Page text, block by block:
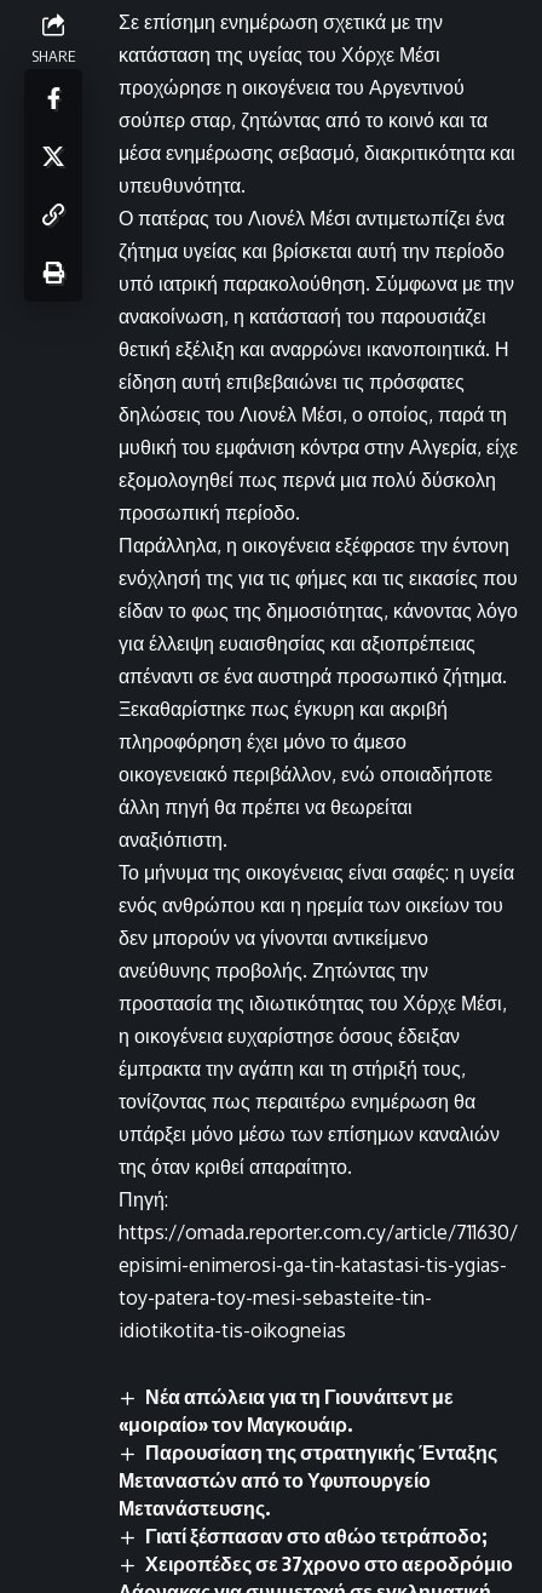
SHARE
Σε επίσημη ενημέρωση σχετικά με την
κατάσταση της υγείας του Χόρχε Μέσι
προχώρησε η οικογένεια του Αργεντινού
σούπερ σταρ, ζητώντας από το κοινό και τα
μέσα ενημέρωσης σεβασμό, διακριτικότητα και
υπευθυνότητα.
Ο πατέρας του Λιονέλ Μέσι αντιμετωπίζει ένα
ζήτημα υγείας και βρίσκεται αυτή την περίοδο
υπό ιατρική παρακολούθηση. Σύμφωνα με την
ανακοίνωση, η κατάστασή του παρουσιάζει
θετική εξέλιξη και αναρρώνει ικανοποιητικά. Η
είδηση αυτή επιβεβαιώνει τις πρόσφατες
δηλώσεις του Λιονέλ Μέσι, ο οποίος, παρά τη
μυθική του εμφάνιση κόντρα στην Αλγερία, είχε
εξομολογηθεί πως περνά μια πολύ δύσκολη
προσωπική περίοδο.
Παράλληλα, η οικογένεια εξέφρασε την έντονη
ενόχλησή της για τις φήμες και τις εικασίες που
είδαν το φως της δημοσιότητας, κάνοντας λόγο
για έλλειψη ευαισθησίας και αξιοπρέπειας
απέναντι σε ένα αυστηρά προσωπικό ζήτημα.
Ξεκαθαρίστηκε πως έγκυρη και ακριβή
πληροφόρηση έχει μόνο το άμεσο
οικογενειακό περιβάλλον, ενώ οποιαδήποτε
άλλη πηγή θα πρέπει να θεωρείται
αναξιόπιστη.
Το μήνυμα της οικογένειας είναι σαφές: η υγεία
ενός ανθρώπου και η ηρεμία των οικείων του
δεν μπορούν να γίνονται αντικείμενο
ανεύθυνης προβολής. Ζητώντας την
προστασία της ιδιωτικότητας του Χόρχε Μέσι,
η οικογένεια ευχαρίστησε όσους έδειξαν
έμπρακτα την αγάπη και τη στήριξή τους,
τονίζοντας πως περαιτέρω ενημέρωση θα
υπάρξει μόνο μέσω των επίσημων καναλιών
της όταν κριθεί απαραίτητο.
Πηγή:
https://omada.reporter.com.cy/article/711630/
episimi-enimerosi-ga-tin-katastasi-tis-ygias-
toy-patera-toy-mesi-sebasteite-tin-
idiotikotita-tis-oikogneias
Νέα απώλεια για τη Γιουνάιτεντ με
«μοιραίο» τον Μαγκουάιρ.
Παρουσίαση της στρατηγικής Ένταξης
Μεταναστών από το Υφυπουργείο
Μετανάστευσης.
Γιατί ξέσπασαν στο αθώο τετράποδο;
Χειροπέδες σε 37χρονο στο αεροδρόμιο